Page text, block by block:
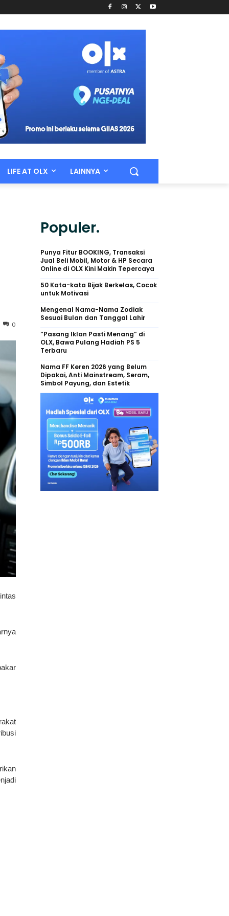
LIFE AT OLX LAINNYA
0
Populer.
Punya Fitur BOOKING, Transaksi
Jual Beli Mobil, Motor & HP Secara
Online di OLX Kini Makin Tepercaya
50 Kata-kata Bijak Berkelas, Cocok
untuk Motivasi
Mengenal Nama-Nama Zodiak
Sesuai Bulan dan Tanggal Lahir
“Pasang Iklan Pasti Menang” di
OLX, Bawa Pulang Hadiah PS 5
Terbaru
Nama FF Keren 2026 yang Belum
Dipakai, Anti Mainstream, Seram,
Simbol Payung, dan Estetik